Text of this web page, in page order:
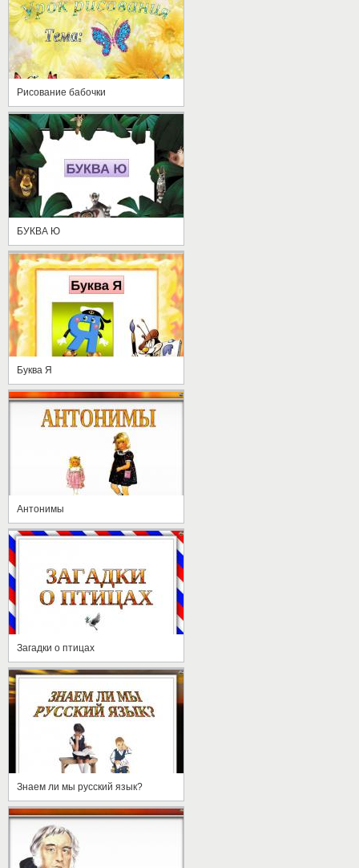
Рисование бабочки
БУКВА Ю
Буква Я
Антонимы
Загадки о птицах
Знаем ли мы русский язык?